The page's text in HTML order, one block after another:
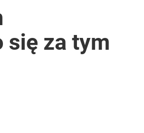
się za tym